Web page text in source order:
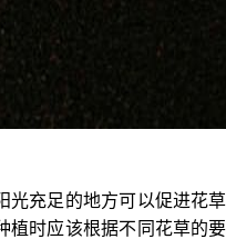
光充足的地方可以促进花
时应该根据不同花草的